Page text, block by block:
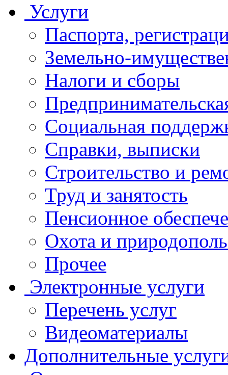
Услуги
Паспорта,
Земельно-
Налоги и сборы
Социальная
Справки, выписки
Строительство и
Труд и занятость
Пенсионное
Охота и
Прочее
Электронные услуги
Перечень услуг
Видеоматериалы
Дополнительные